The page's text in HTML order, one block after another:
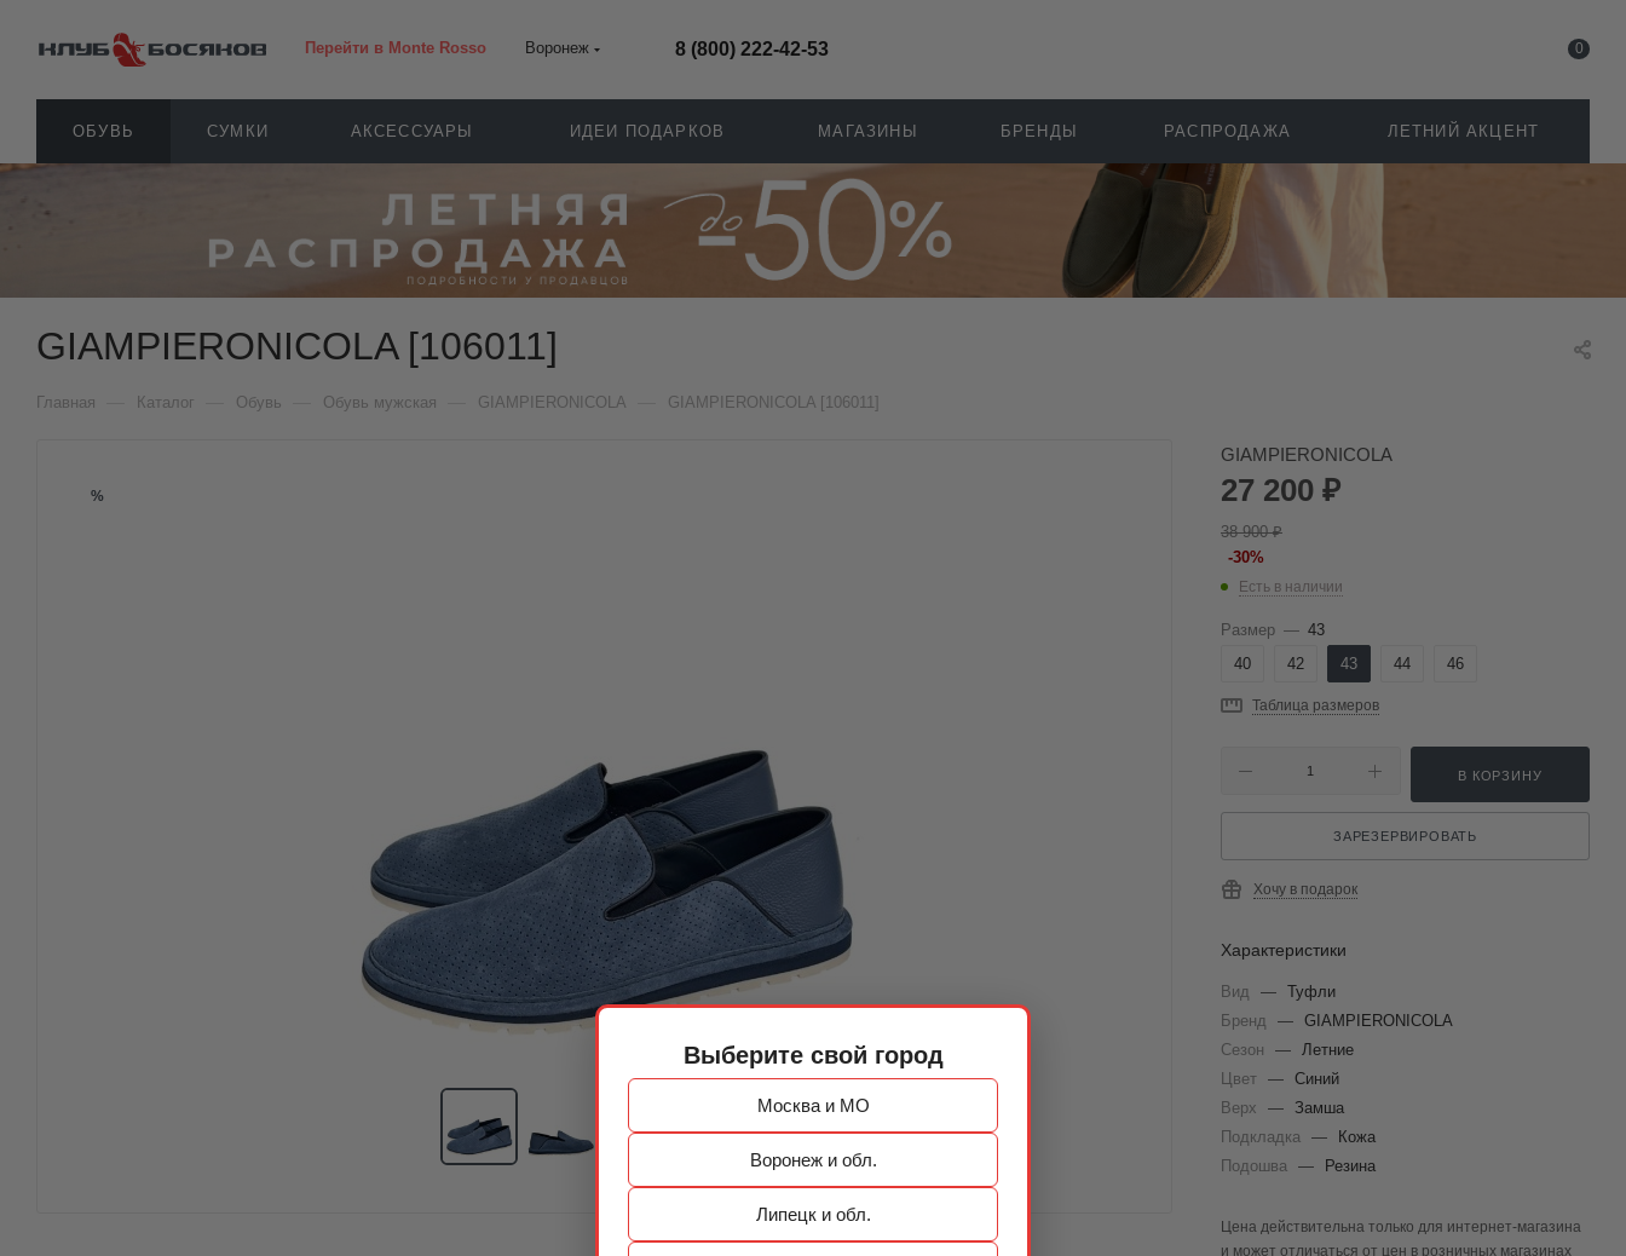
Выберите свой город
Москва и МО
Воронеж и обл.
Липецк и обл.
Перейти в Monte Rosso Воронеж 8 (800) 222-42-53 0
ОБУВЬ СУМКИ АКСЕССУАРЫ ИДЕИ ПОДАРКОВ МАГАЗИНЫ БРЕНДЫ РАСПРОДАЖА ЛЕТНИЙ АКЦЕНТ
GIAMPIERONICOLA [106011]
Главная Каталог Обувь Обувь мужская GIAMPIERONICOLA GIAMPIERONICOLA [106011]
%
GIAMPIERONICOLA
27 200 ₽
38 900₽
-30%
Есть в наличии
Размер — 43
40
42 43 44 46
Таблица размеров
В КОРЗИНУ
ЗАРЕЗЕРВИРОВАТЬ
Хочу в подарок
Характеристики
Вид — Туфли
Бренд
— GIAMPIERONICOLA
Сезон
— Летние
Цвет — Синий
Верх
— Замша
Подкладка —
Кожа
Подошва — Резина
Цена действительна только для интернет-магазина
и может отличаться от цен в розничных магазинах